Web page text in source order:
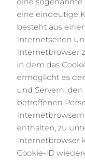
eine eindeutige
besteht aus
Internetseiten
Internetbrowser
in dem das
ermöglicht es
und Servern,
betroffenen
enthalten, zu
Internetbrowser
Cookie-ID